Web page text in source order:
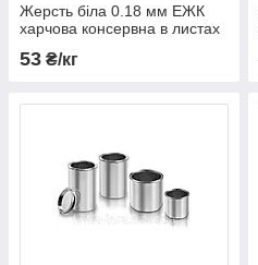
Жерсть біла 0.18 мм ЕЖК
харчова консервна в листах
53 ₴/кг